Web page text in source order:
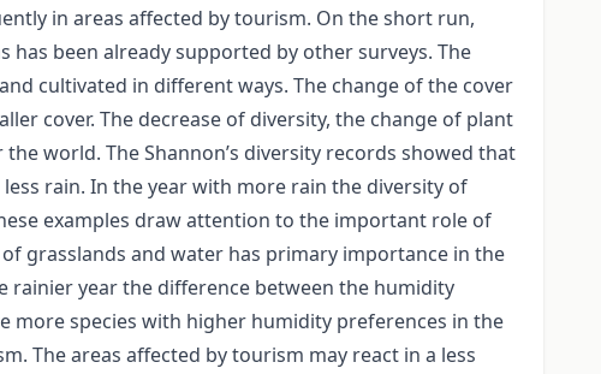
in areas affected by tourism. On the short run,
been already supported by other surveys. The
cultivated in different ways. The change of the cover
cover. The decrease of diversity, the change of plant
world. The Shannon’s diversity records showed that
rain. In the year with more rain the diversity of
examples draw attention to the important role of
grasslands and water has primary importance in the
year the difference between the humidity
more species with higher humidity preferences in the
The areas affected by tourism may react in a less